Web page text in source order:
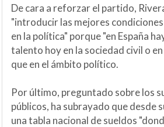
De cara a reforzar el partido,
"introducir las mejores
en la política" porque "en España
talento hoy en la sociedad civil o
que en el ámbito político.
Por último, preguntado sobre los
públicos, ha subrayado que desde
una tabla nacional de sueldos